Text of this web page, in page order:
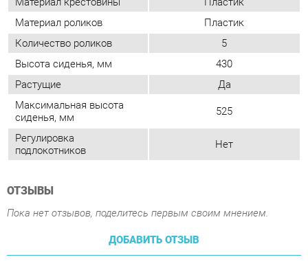
Регулировка
подлокотников Нет
ОТЗЫВЫ
Пока нет отзывов, поделитесь первым своим мнением.